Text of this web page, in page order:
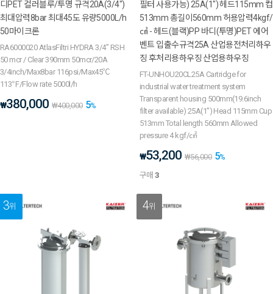
디PET 컬러블루/투명 규격20A(3/4")
최대압력8bar 최대45도 유량5000L/h
50마이크론
RA6000020 AtlasFiltri HYDRA 3/4” RSH
50 mcr / Clear 390mm 50mcr/20A
3/4inch/Max8bar 116psi/Max45℃
113℉/Flow rate 5000l/h
₩380,000 ₩400,000 5%
필터 사용가능) 25A(1") 헤드115mm 컵
513mm 총길이560mm 허용압력4kgf/
㎠ - 헤드(블랙)PP 바디(투명)PET 에어
벤트 입출수규격25A 산업용전처리하우
징 후처리용하우징 산업용하우징
FT-UNHOU20CL25A Cartridge for
industrial water treatment system
Transparent housing 500mm(19.6inch
filter available) 25A(1") Head 115mm Cup
513mm Total length 560mm Allowed
pressure 4 kgf/㎠
₩53,200 ₩56,000 5%
구매3
3위 4위